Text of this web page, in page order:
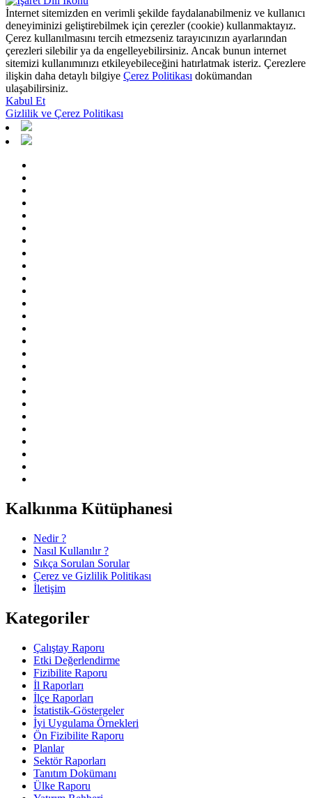
İnternet sitemizden en verimli şekilde faydalanabilmeniz ve kullanıcı
deneyiminizi geliştirebilmek için çerezler (cookie) kullanmaktayız.
Çerez kullanılmasını tercih etmezseniz tarayıcınızın ayarlarından
çerezleri silebilir ya da engelleyebilirsiniz. Ancak bunun internet
sitemizi kullanımınızı etkileyebileceğini hatırlatmak isteriz. Çerezlere
ilişkin daha detaylı bilgiye Çerez Politikası dokümandan
ulaşabilirsiniz.
Kabul Et
Gizlilik ve Çerez Politikası
Kalkınma Kütüphanesi
Nedir ?
Nasıl Kullanılır ?
Sıkça Sorulan Sorular
Çerez ve Gizlilik Politikası
İletişim
Kategoriler
Çalıştay Raporu
Etki Değerlendirme
Fizibilite Raporu
İl Raporları
İlçe Raporları
İstatistik-Göstergeler
İyi Uygulama Örnekleri
Ön Fizibilite Raporu
Planlar
Sektör Raporları
Tanıtım Dokümanı
Ülke Raporu